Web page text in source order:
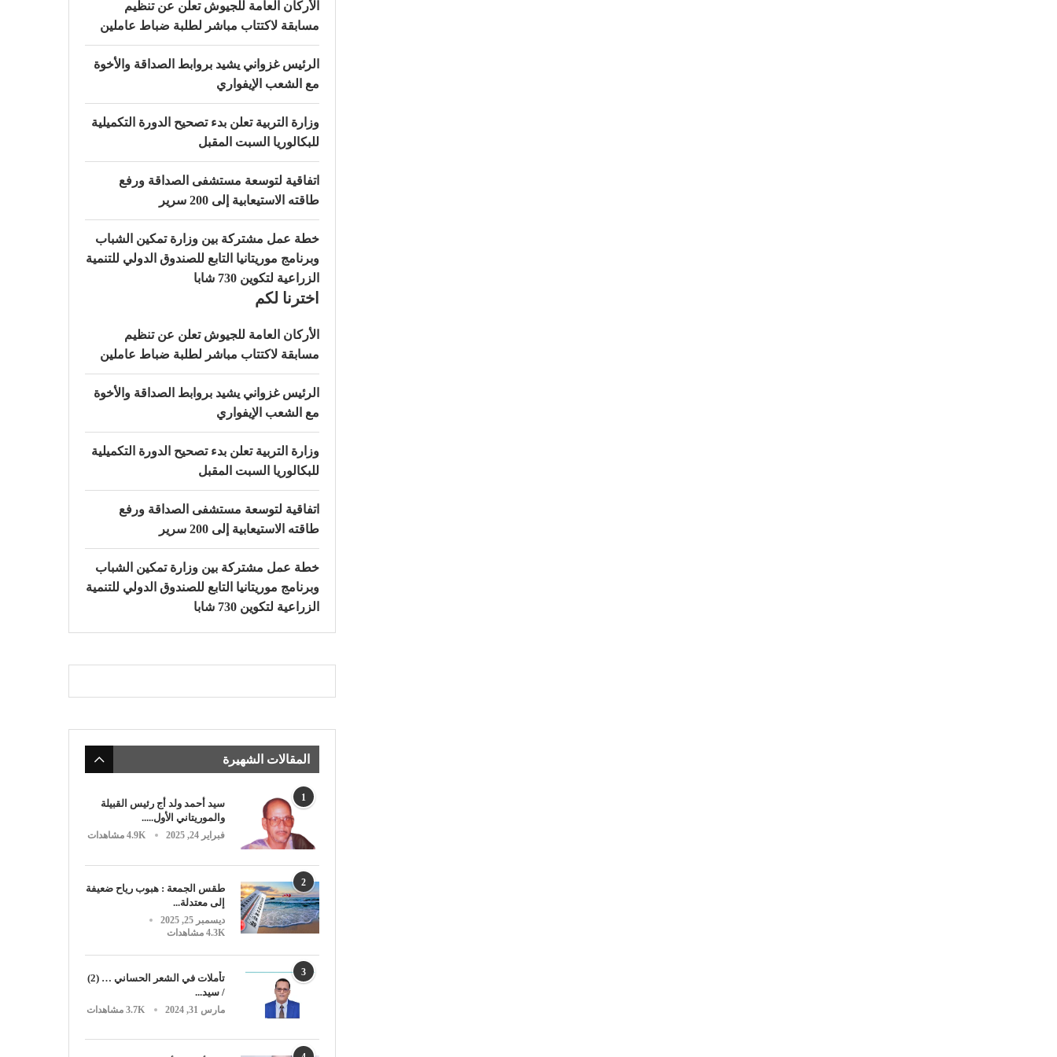
الأركان العامة للجيوش تعلن عن تنظيم
مسابقة لاكتتاب مباشر لطلبة ضباط عاملين
الرئيس غزواني يشيد بروابط الصداقة والأخوة
مع الشعب الإيفواري
وزارة التربية تعلن بدء تصحيح الدورة التكميلية
للبكالوريا السبت المقبل
اتفاقية لتوسعة مستشفى الصداقة ورفع
طاقته الاستيعابية إلى 200 سرير
خطة عمل مشتركة بين وزارة تمكين الشباب
وبرنامج موريتانيا التابع للصندوق الدولي للتنمية
الزراعية لتكوين 730 شابا
اخترنا لكم
الأركان العامة للجيوش تعلن عن تنظيم
مسابقة لاكتتاب مباشر لطلبة ضباط عاملين
الرئيس غزواني يشيد بروابط الصداقة والأخوة
مع الشعب الإيفواري
وزارة التربية تعلن بدء تصحيح الدورة التكميلية
للبكالوريا السبت المقبل
اتفاقية لتوسعة مستشفى الصداقة ورفع
طاقته الاستيعابية إلى 200 سرير
خطة عمل مشتركة بين وزارة تمكين الشباب
وبرنامج موريتانيا التابع للصندوق الدولي للتنمية
الزراعية لتكوين 730 شابا
المقالات الشهيرة
1
سيد أحمد ولد أج رئيس القبيلة
والموريتاني الأول.....
فبراير 24, 2025 4.9K مشاهدات
2
طقس الجمعة : هبوب رياح ضعيفة
إلى معتدلة...
ديسمبر 25, 2025
4.3K مشاهدات
3
تأملات في الشعر الحساني … (2)
/ سيد...
مارس 31, 2024 3.7K مشاهدات